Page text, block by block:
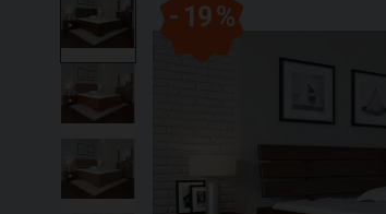
- 19 %